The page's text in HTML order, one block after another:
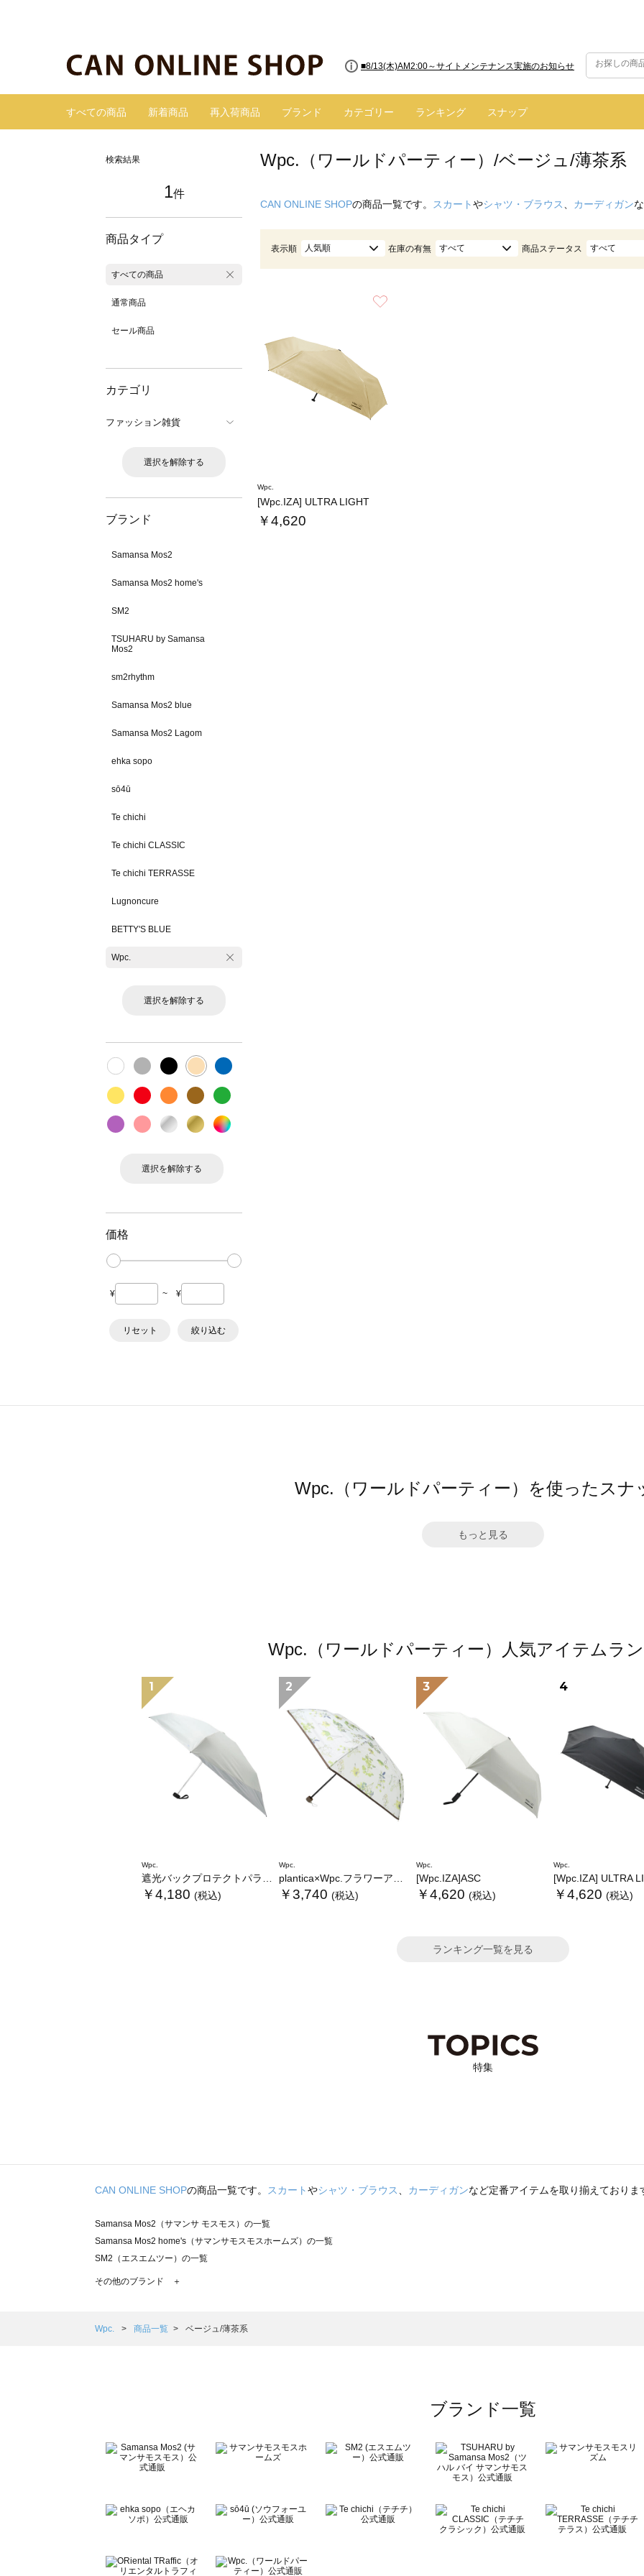
■8/13(木)AM2:00～サイトメンテナンス実施のお知らせ
すべての商品 新着商品 再入荷商品 ブランド カテゴリー ランキング スナップ
検索結果
1件
商品タイプ
すべての商品
通常商品
セール商品
カテゴリ
ファッション雑貨
選択を解除する
ブランド
Samansa Mos2
Samansa Mos2 home's
SM2
TSUHARU by Samansa
Mos2
sm2rhythm
Samansa Mos2 blue
Samansa Mos2 Lagom
ehka sopo
sō4ū
Te chichi
Te chichi CLASSIC
Te chichi TERRASSE
Lugnoncure
BETTY'S BLUE
Wpc.
選択を解除する
選択を解除する
価格
¥ ~ ¥
リセット 絞り込む
Wpc.（ワールドパーティー）/ベージュ/薄茶系
CAN ONLINE SHOPの商品一覧です。 スカートやシャツ・ブラウス カーディガン
表示順 人気順 在庫の有無 すべて 商品ステータス すべて
Wpc.
[Wpc.IZA] ULTRA LIGHT
￥4,620
Wpc.（ワールドパーティー）を使ったスナ
もっと見る
Wpc.（ワールドパーティー）人気アイテムラ
1
Wpc.
遮光バックプロテクトパラソル tiny
￥4,180 (税込)
2
Wpc.
plantica×Wpc.フラワーアンブレラプラスティックmini
￥3,740 (税込)
3
Wpc.
[Wpc.IZA]ASC
￥4,620 (税込)
4
Wpc.
[Wpc.IZA] ULTRA
￥4,620 (税込)
ランキング一覧を見る
特集
CAN ONLINE SHOPの商品一覧です。 スカートやシャツ・ブラウス、 カーディガンなど定番アイテムを取り揃えておりま
Samansa Mos2（サマンサ モスモス）の一覧
Samansa Mos2 home's（サマンサモスモスホームズ）の一覧
SM2（エスエムツー）の一覧
TSUHARU by Samansa Mos2（ツハルバイサマンサモスモス）の一覧
Samansa Mos2 Lagom（サマンサモスモス ラーゴム）の一覧
BETTY'S BLUE（べティーズブルー）の一覧
Wpc.（ワールドパーティー）の一覧
その他のブランド ＋
Wpc. 商品一覧 ベージュ/薄茶系
ブランド一覧